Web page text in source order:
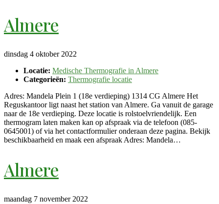
Almere
dinsdag 4 oktober 2022
Locatie: Medische Thermografie in Almere
Categorieën: Thermografie locatie
Adres: Mandela Plein 1 (18e verdieping) 1314 CG Almere Het
Reguskantoor ligt naast het station van Almere. Ga vanuit de garage
naar de 18e verdieping. Deze locatie is rolstoelvriendelijk. Een
thermogram laten maken kan op afspraak via de telefoon (085-
0645001) of via het contactformulier onderaan deze pagina. Bekijk
beschikbaarheid en maak een afspraak Adres: Mandela…
Almere
maandag 7 november 2022